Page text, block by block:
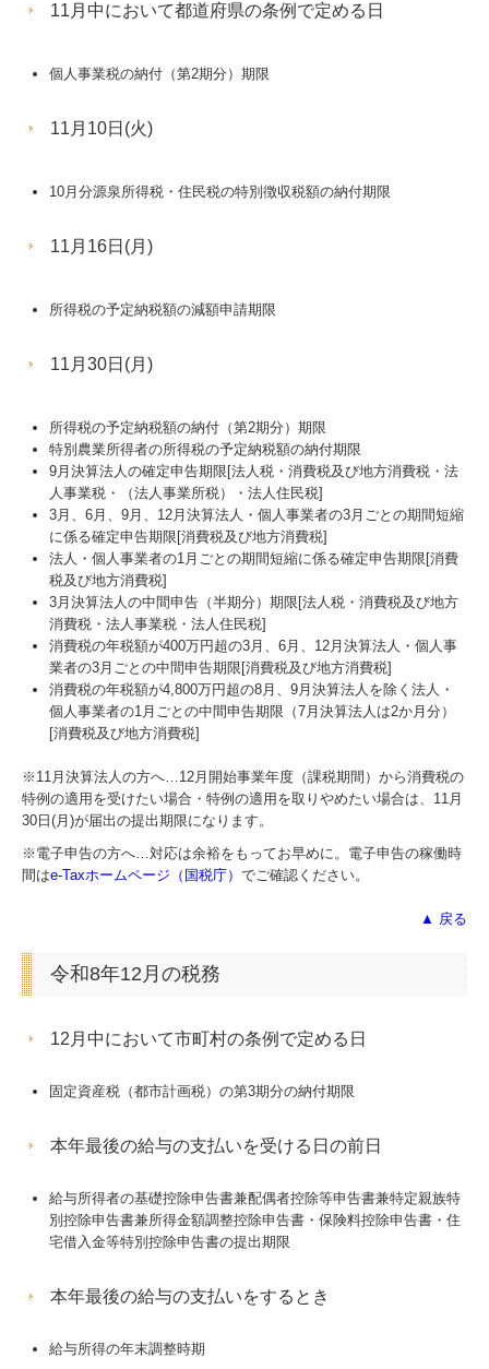
11月中において都道府県の条例で定める日
個人事業税の納付（第2期分）期限
11月10日(火)
10月分源泉所得税・住民税の特別徴収税額の納付期限
11月16日(月)
所得税の予定納税額の減額申請期限
11月30日(月)
所得税の予定納税額の納付（第2期分）期限
特別農業所得者の所得税の予定納税額の納付期限
9月決算法人の確定申告期限[法人税・消費税及び地方消費税・法
人事業税・（法人事業所税）・法人住民税]
3月、6月、9月、12月決算法人・個人事業者の3月ごとの期間短縮
に係る確定申告期限[消費税及び地方消費税]
法人・個人事業者の1月ごとの期間短縮に係る確定申告期限[消費
税及び地方消費税]
3月決算法人の中間申告（半期分）期限[法人税・消費税及び地方
消費税・法人事業税・法人住民税]
消費税の年税額が400万円超の3月、6月、12月決算法人・個人事
業者の3月ごとの中間申告期限[消費税及び地方消費税]
消費税の年税額が4,800万円超の8月、9月決算法人を除く法人・
個人事業者の1月ごとの中間申告期限（7月決算法人は2か月分）
[消費税及び地方消費税]
※11月決算法人の方へ…12月開始事業年度（課税期間）から消費税の
特例の適用を受けたい場合・特例の適用を取りやめたい場合は、11月
30日(月)が届出の提出期限になります。
※電子申告の方へ…対応は余裕をもってお早めに。電子申告の稼働時
間はe-Taxホームページ（国税庁） でご確認ください。
▲ 戻る
令和8年12月の税務
12月中において市町村の条例で定める日
固定資産税（都市計画税）の第3期分の納付期限
本年最後の給与の支払いを受ける日の前日
給与所得者の基礎控除申告書兼配偶者控除等申告書兼特定親族特
別控除申告書兼所得金額調整控除申告書・保険料控除申告書・住
宅借入金等特別控除申告書の提出期限
本年最後の給与の支払いをするとき
給与所得の年末調整時期